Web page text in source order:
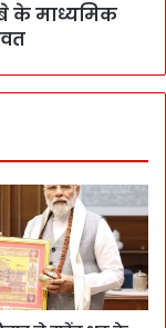
के माध्यमिक